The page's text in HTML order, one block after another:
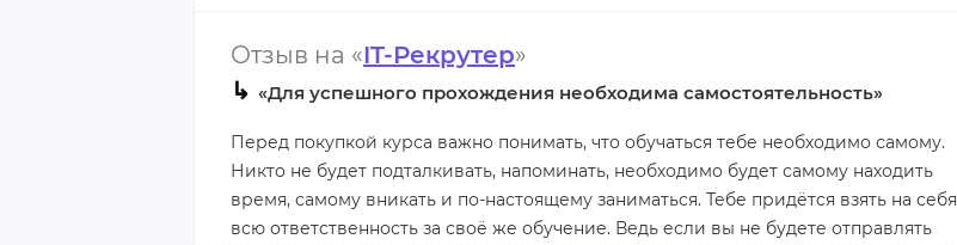
Отзыв на «IT-Рекрутер»
↳ «Для успешного прохождения необходима самостоятельность»
Перед покупкой курса важно понимать, что обучаться тебе необходимо самому.
Никто не будет подталкивать, напоминать, необходимо будет самому находить
время, самому вникать и по-настоящему заниматься. Тебе придётся взять на себя
всю ответственность за своё же обучение. Ведь если вы не будете отправлять